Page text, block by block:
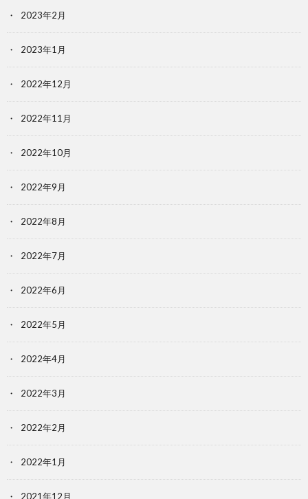
2023年2月
2023年1月
2022年12月
2022年11月
2022年10月
2022年9月
2022年8月
2022年7月
2022年6月
2022年5月
2022年4月
2022年3月
2022年2月
2022年1月
2021年12月